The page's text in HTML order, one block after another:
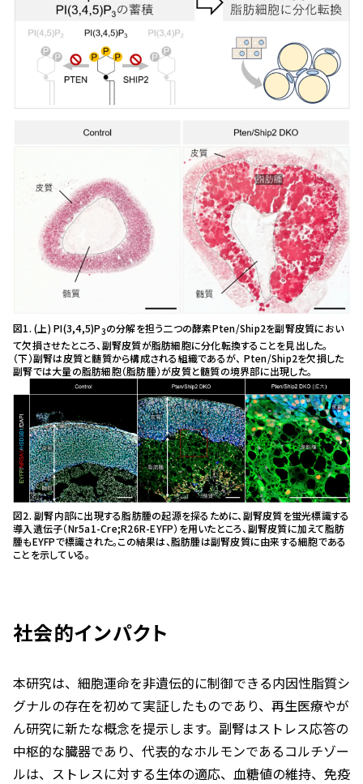
図1. (上) PI(3,4,5)P3の分解を担う二つの酵素Pten/Ship2を副腎皮質におい
て欠損させたところ、副腎皮質が脂肪細胞に分化転換することを見出した。
（下）副腎は皮質と髄質から構成される組織であるが、 Pten/Ship2を欠損した
副腎では大量の脂肪細胞（脂肪腫）が皮質と髄質の境界部に出現した。
図2. 副腎内部に出現する脂肪腫の起源を探るために、副腎皮質を蛍光標識する
導入遺伝子（Nr5a1-Cre;R26R-EYFP）を用いたところ、副腎皮質に加えて脂肪
腫もEYFPで標識された。この結果は、脂肪腫は副腎皮質に由来する細胞である
ことを示している。
社会的インパクト
本研究は、細胞運命を非遺伝的に制御できる内因性脂質シ
グナルの存在を初めて実証したものであり、再生医療やが
ん研究に新たな概念を提示します。副腎はストレス応答の
中枢的な臓器であり、代表的なホルモンであるコルチゾー
ルは、ストレスに対する生体の適応、血糖値の維持、免疫